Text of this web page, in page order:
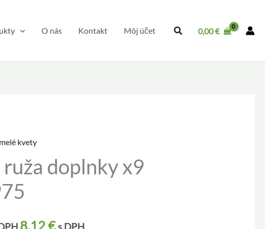
O nás Kontakt Môj účet 0,00€
kvety
doplnky x9
8,12€